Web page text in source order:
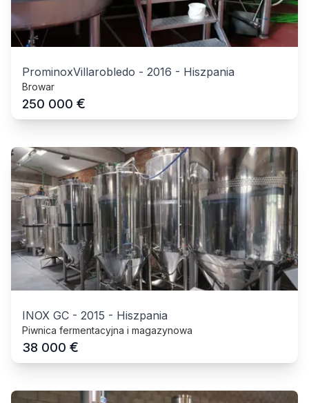
ProminoxVillarobledo - 2016 - Hiszpania
Browar
250 000 €
INOX GC - 2015 - Hiszpania
Piwnica fermentacyjna i magazynowa
38 000 €